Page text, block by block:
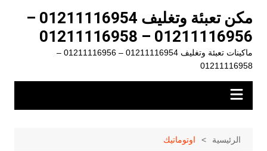
المحتوى
مكن تعبئة وتغليف 01211116954 –
01211116956 – 01211116958
ماكينات تعبئة وتغليف 01211116954 – 01211116956 –
01211116958
الرئيسية اوتوماتيك